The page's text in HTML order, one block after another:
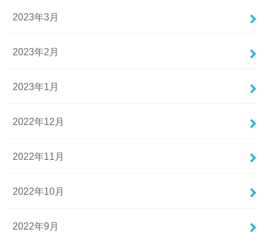
2023年3月
2023年2月
2023年1月
2022年12月
2022年11月
2022年10月
2022年9月